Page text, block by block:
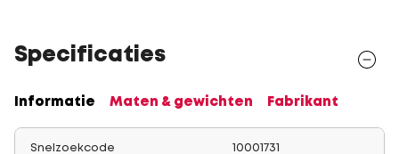
Specificaties
Informatie Maten & gewichten Fabrikant
Snelzoekcode 10001731